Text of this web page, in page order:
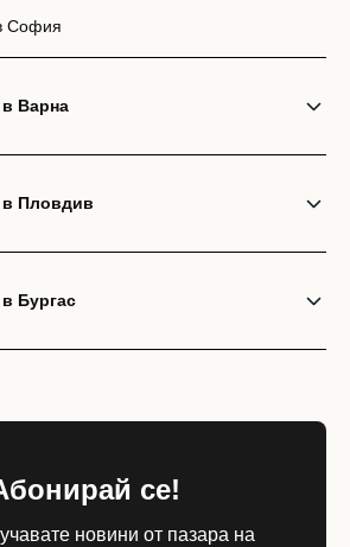
София
Варна
Пловдив
Бургас
се!
новини от пазара на